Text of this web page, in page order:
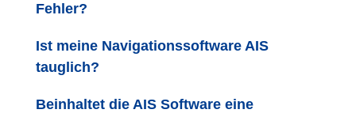
Fehler?
Ist meine Navigationssoftware AIS
tauglich?
Beinhaltet die AIS Software eine